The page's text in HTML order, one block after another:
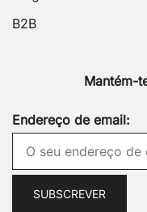
B2B
Mantém-
Endereço de email: